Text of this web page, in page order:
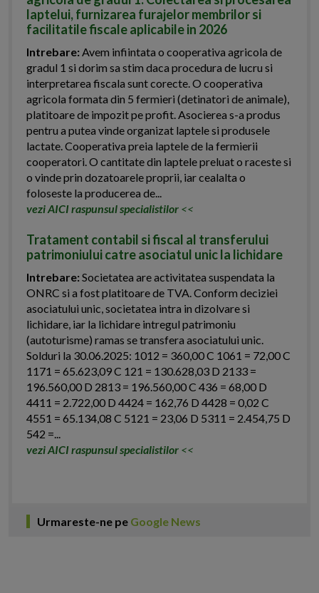
laptelui, furnizarea furajelor membrilor si
facilitatile fiscale aplicabile in 2026
Intrebare:Avem infiintata o cooperativa agricola de
gradul 1 si dorim sa stim daca procedura de lucru si
interpretarea fiscala sunt corecte. O cooperativa
agricola formata din 5 fermieri (detinatori de animale),
platitoare de impozit pe profit. Asocierea s-a produs
pentru a putea vinde organizat laptele si produsele
lactate. Cooperativa preia laptele de la fermierii
cooperatori. O cantitate din laptele preluat o raceste si
o vinde prin dozatoarele proprii, iar cealalta o
foloseste la producerea de...
vezi AICI raspunsul specialistilor <<
Tratament contabil si fiscal al transferului
patrimoniului catre asociatul unic la lichidare
Intrebare:Societatea are activitatea suspendata la
ONRC si a fost platitoare de TVA. Conform deciziei
asociatului unic, societatea intra in dizolvare si
lichidare, iar la lichidare intregul patrimoniu
(autoturisme) ramas se transfera asociatului unic.
Solduri la 30.06.2025: 1012 = 360,00 C 1061 = 72,00 C
1171 = 65.623,09 C 121 = 130.628,03 D 2133 =
196.560,00 D 2813 = 196.560,00 C 436 = 68,00 D
4411 = 2.722,00 D 4424 = 162,76 D 4428 = 0,02 C
4551 = 65.134,08 C 5121 = 23,06 D 5311 = 2.454,75 D
542 =...
vezi AICI raspunsul specialistilor <<
Urmareste-ne pe Google News